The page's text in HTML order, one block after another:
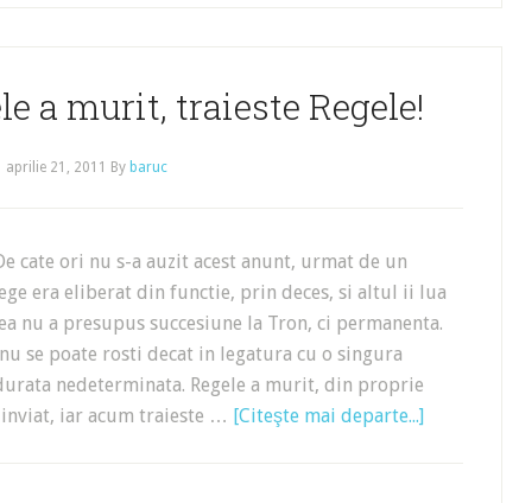
a murit, traieste Regele!
aprilie 21, 2011 By baruc
cate ori nu s-a auzit acest anunt, urmat de un
era eliberat din functie, prin deces, si altul ii lua
nu a presupus succesiune la Tron, ci permanenta.
se poate rosti decat in legatura cu o singura
nedeterminata. Regele a murit, din proprie
iar acum traieste … [Citeşte mai departe...]